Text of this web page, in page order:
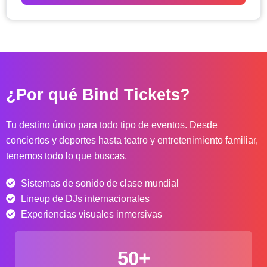
d
p
c
i
s
:
d
d
$
¿Por qué Bind Tickets?
Tu destino único para todo tipo de eventos. Desde
conciertos y deportes hasta teatro y entretenimiento familiar,
tenemos todo lo que buscas.
Sistemas de sonido de clase mundial
Lineup de DJs internacionales
Experiencias visuales inmersivas
50+